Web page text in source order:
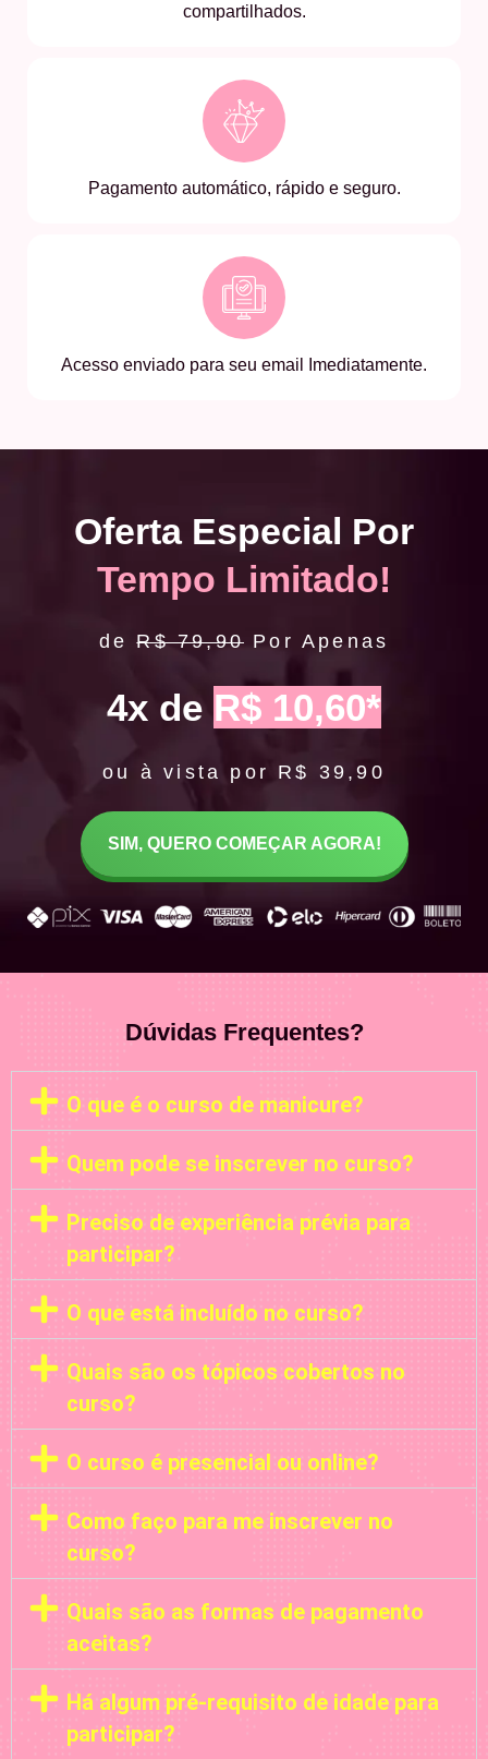
compartilhados.
Pagamento automático, rápido e seguro.
Acesso enviado para seu email Imediatamente.
Oferta Especial Por
Tempo Limitado!
deR$ 79,90 Por Apenas
4x de R$ 10,60*
ou à vista por R$ 39,90
SIM, QUERO COMEÇAR AGORA!
Dúvidas Frequentes?
O que é o curso de manicure?
Quem pode se inscrever no curso?
Preciso de experiência prévia para
participar?
O que está incluído no curso?
Quais são os tópicos cobertos no
curso?
O curso é presencial ou online?
Como faço para me inscrever no
curso?
Quais são as formas de pagamento
aceitas?
Há algum pré-requisito de idade para
participar?